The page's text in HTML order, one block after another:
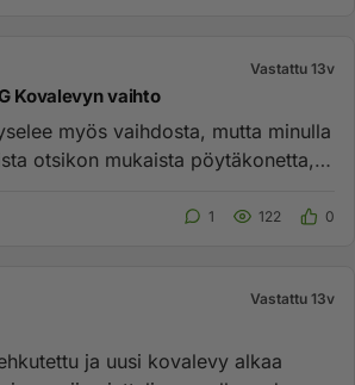
Vastattu 13v
Kovalevyn vaihto
myös vaihdosta, mutta minulla
otsikon mukaista pöytäkonetta,
1 122 0
Vastattu 13v
ja uusi kovalevy alkaa